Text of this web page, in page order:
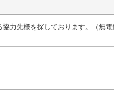
力先様を探しております。（無